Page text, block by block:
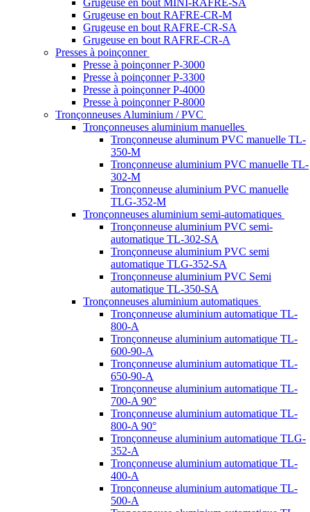
Grugeuse en bout MINI-RAFRE-SA
Grugeuse en bout RAFRE-CR-M
Grugeuse en bout RAFRE-CR-SA
Grugeuse en bout RAFRE-CR-A
Presses à poinçonner
Presse à poinçonner P-3000
Presse à poinçonner P-3300
Presse à poinçonner P-4000
Presse à poinçonner P-8000
Tronçonneuses Aluminium / PVC
Tronçonneuses aluminium manuelles
Tronçonneuse aluminum PVC manuelle TL-
350-M
Tronçonneuse aluminium PVC manuelle TL-
302-M
Tronçonneuse aluminium PVC manuelle
TLG-352-M
Tronçonneuses aluminium semi-automatiques
Tronçonneuse aluminium PVC semi-
automatique TL-302-SA
Tronçonneuse aluminium PVC semi
automatique TLG-352-SA
Tronçonneuse aluminium PVC Semi
automatique TL-350-SA
Tronçonneuses aluminium automatiques
Tronçonneuse aluminium automatique TL-
800-A
Tronçonneuse aluminium automatique TL-
600-90-A
Tronçonneuse aluminium automatique TL-
650-90-A
Tronçonneuse aluminium automatique TL-
700-A 90°
Tronçonneuse aluminium automatique TL-
800-A 90°
Tronçonneuse aluminium automatique TLG-
352-A
Tronçonneuse aluminium automatique TL-
400-A
Tronçonneuse aluminium automatique TL-
500-A